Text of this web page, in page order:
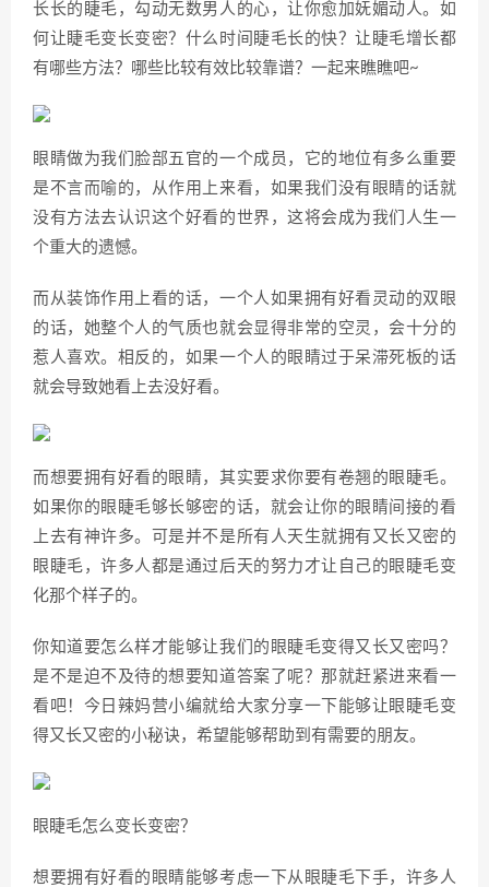
长长的睫毛，勾动无数男人的心，让你愈加妩媚动人。如
何让睫毛变长变密？什么时间睫毛长的快？让睫毛增长都
有哪些方法？哪些比较有效比较靠谱？一起来瞧瞧吧~
眼睛做为我们脸部五官的一个成员，它的地位有多么重要
是不言而喻的，从作用上来看，如果我们没有眼睛的话就
没有方法去认识这个好看的世界，这将会成为我们人生一
个重大的遗憾。
而从装饰作用上看的话，一个人如果拥有好看灵动的双眼
的话，她整个人的气质也就会显得非常的空灵，会十分的
惹人喜欢。相反的，如果一个人的眼睛过于呆滞死板的话
就会导致她看上去没好看。
而想要拥有好看的眼睛，其实要求你要有卷翘的眼睫毛。
如果你的眼睫毛够长够密的话，就会让你的眼睛间接的看
上去有神许多。可是并不是所有人天生就拥有又长又密的
眼睫毛，许多人都是通过后天的努力才让自己的眼睫毛变
化那个样子的。
你知道要怎么样才能够让我们的眼睫毛变得又长又密吗？
是不是迫不及待的想要知道答案了呢？那就赶紧进来看一
看吧！今日辣妈营小编就给大家分享一下能够让眼睫毛变
得又长又密的小秘诀，希望能够帮助到有需要的朋友。
眼睫毛怎么变长变密？
想要拥有好看的眼睛能够考虑一下从眼睫毛下手，许多人